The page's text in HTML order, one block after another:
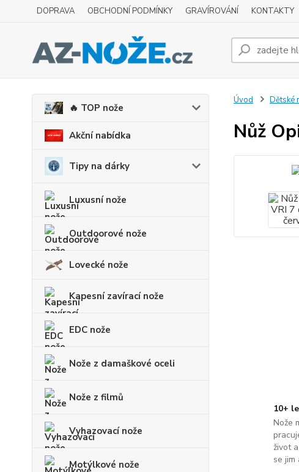
DOPRAVA OBCHODNÍ PODMÍNKY GRAVÍROVÁNÍ KONTAKTY
🔥 TOP nože
Akční nabídka
Tipy na dárky
Luxusní nože
Outdoorové nože
Lovecké nože
Kapesní zavírací nože
EDC nože
Nože z damaškové oceli
Nože z filmů
Vyhazovací nože
Motýlkové nože
Úvod Dětské
Nůž
10+
Nože
život
se jim